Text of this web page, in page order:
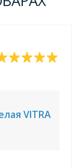
VITRA